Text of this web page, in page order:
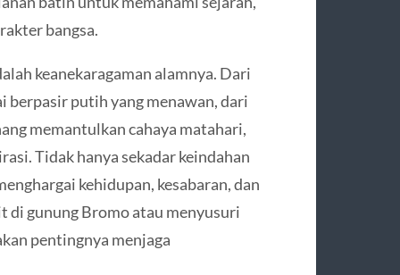
bangsa.
keanekaragaman alamnya. Dari
berpasir putih yang menawan, dari
memantulkan cahaya matahari,
Tidak hanya sekadar keindahan
kehidupan, kesabaran, dan
gunung Bromo atau menyusuri
pentingnya menjaga